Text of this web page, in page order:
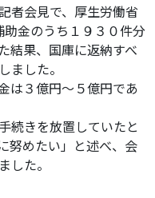
者会見で、厚生労働省
金のうち１９３０件分
結果、国庫に返納すべ
ました。
は３億円〜５億円であ
続きを放置していたと
努めたい」と述べ、会
した。